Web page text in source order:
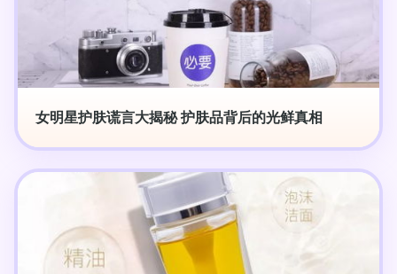
女明星护肤谎言大揭秘 护肤品背后的光鲜真相